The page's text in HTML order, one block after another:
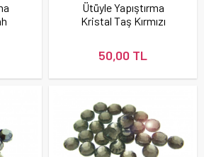
Ütüyle Yapıştırma
Kristal Taş Kırmızı
50,00 TL